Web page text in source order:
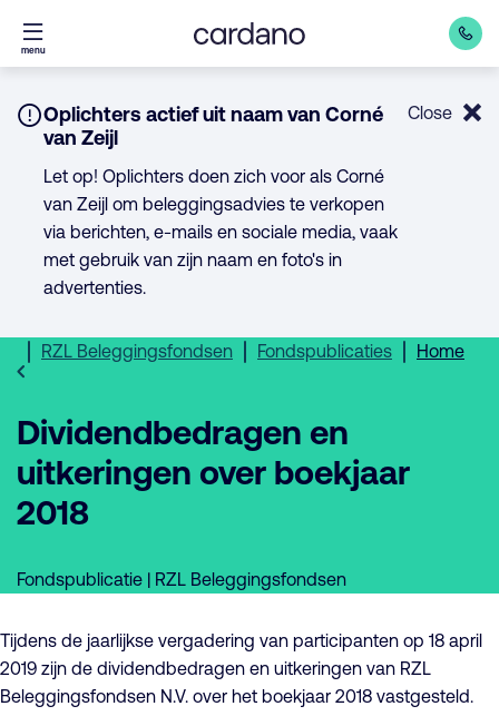
Direct
naar
menu
Notice:
Oplichters actief uit naam van Corné
van Zeijl
Let op! Oplichters doen zich voor als Corné
van Zeijl om beleggingsadvies te verkopen
via berichten, e-mails en sociale media, vaak
met gebruik van zijn naam en foto's in
advertenties.
Close
Home
Fondspublicaties
RZL Beleggingsfondsen
Dividendbedragen en
uitkeringen over boekjaar
2018
Fondspublicatie | RZL Beleggingsfondsen
Tijdens de jaarlijkse vergadering van participanten op 18 april
2019 zijn de dividendbedragen en uitkeringen van RZL
Beleggingsfondsen N.V. over het boekjaar 2018 vastgesteld.